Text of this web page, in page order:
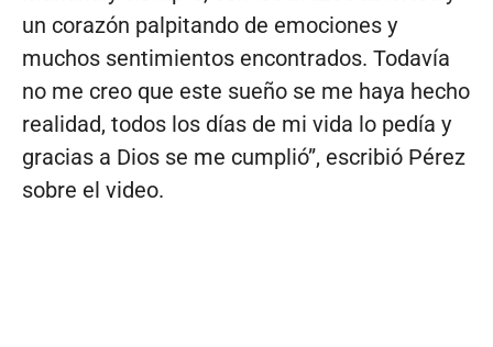
un corazón palpitando de emociones y
muchos sentimientos encontrados. Todavía
no me creo que este sueño se me haya hecho
realidad, todos los días de mi vida lo pedía y
gracias a Dios se me cumplió”, escribió Pérez
sobre el video.